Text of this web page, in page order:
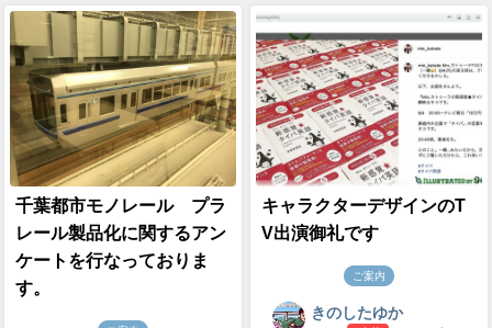
千葉都市モノレール プラ
レール製品化に関するアン
ケートを行なっておりま
す。
キャラクターデザインのT
V出演御礼です
ご案内
きのしたゆか